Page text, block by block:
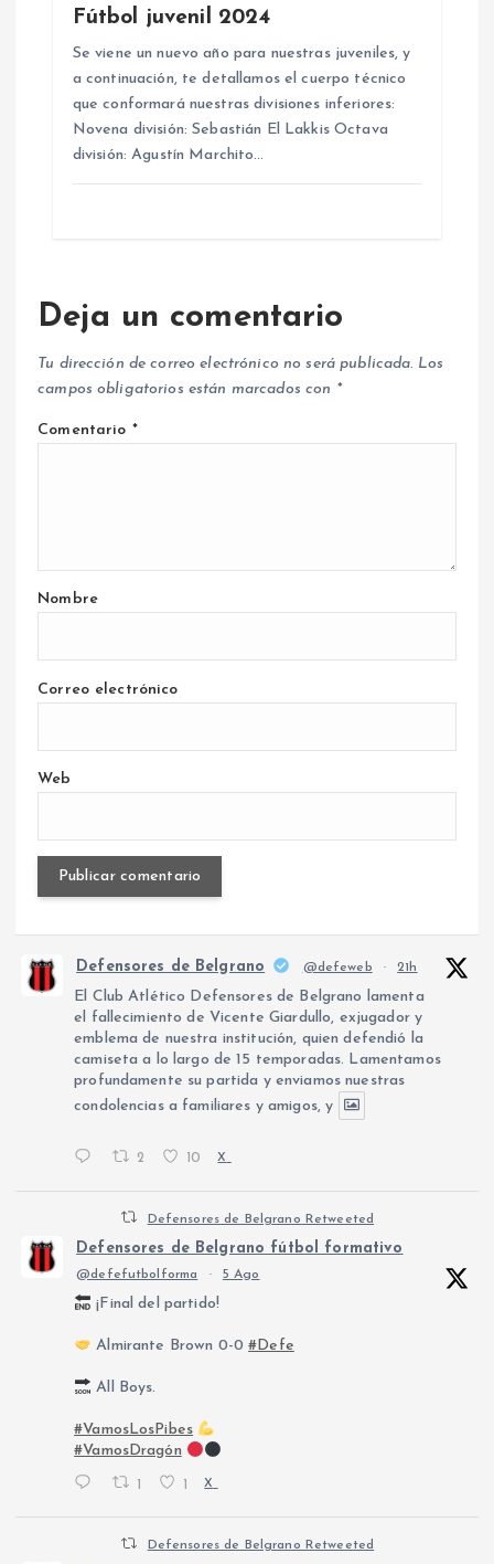
Fútbol juvenil 2024
Se viene un nuevo año para nuestras juveniles, y
a continuación, te detallamos el cuerpo técnico
que conformará nuestras divisiones inferiores:
Novena división: Sebastián El Lakkis Octava
división: Agustín Marchito…
Deja un comentario
Tu dirección de correo electrónico no será publicada. Los
campos obligatorios están marcados con *
Comentario *
Nombre
Correo electrónico
Web
Defensores de Belgrano @defeweb · 21h
El Club Atlético Defensores de Belgrano lamenta
el fallecimiento de Vicente Giardullo, exjugador y
emblema de nuestra institución, quien defendió la
camiseta a lo largo de 15 temporadas. Lamentamos
profundamente su partida y enviamos nuestras
condolencias a familiares y amigos, y
2 10 X
Defensores de Belgrano Retweeted
Defensores de Belgrano fútbol formativo
@defefutbolforma · 5 Ago
¡Final del partido!
Almirante Brown 0-0#Defe
All Boys.
#VamosLosPibes
#VamosDragón
1 1 X
Defensores de Belgrano Retweeted